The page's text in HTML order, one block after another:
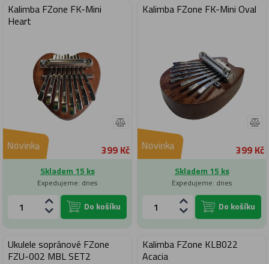
Kalimba FZone FK-Mini
Heart
Novinka 399 Kč
Skladem 15 ks
Expedujeme: dnes
Do košíku
Kalimba FZone FK-Mini Oval
Novinka 399 Kč
Skladem 15 ks
Expedujeme: dnes
Do košíku
Ukulele sopránové FZone
FZU-002 MBL SET2
Kalimba FZone KLB022
Acacia